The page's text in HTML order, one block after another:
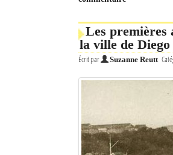
Les premières
la ville de Diego
Écrit par Suzanne Reutt